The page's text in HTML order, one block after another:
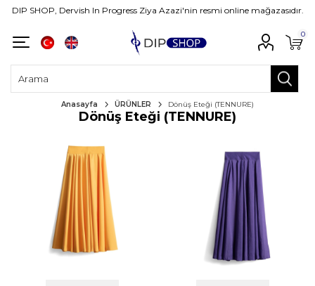
DIP SHOP, Dervish In Progress Ziya Azazi'nin resmi online mağazasıdır.
0
Anasayfa ÜRÜNLER Dönüş Eteği (TENNURE)
Dönüş Eteği (TENNURE)